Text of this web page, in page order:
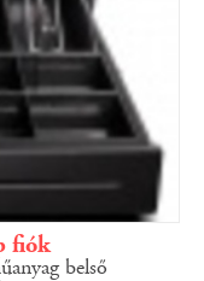
fiók
belső